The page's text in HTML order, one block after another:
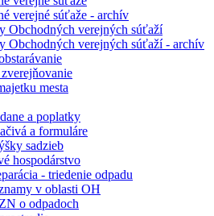
verejné súťaže - archív
Obchodných verejných súťaží
Obchodných verejných súťaží - archív
mesta
a poplatky
a formuláre
sadzieb
hospodárstvo
- triedenie odpadu
v oblasti OH
o odpadoch